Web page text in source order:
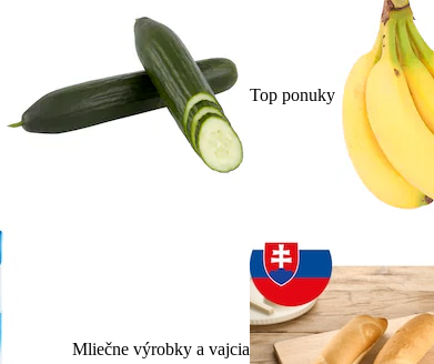
Top ponuky
Mliečne výrobky a vajcia